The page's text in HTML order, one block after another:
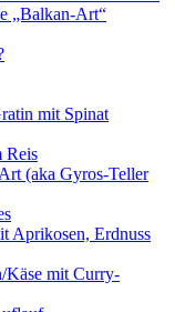
„Balkan-Art“
mit Spinat
Reis
(aka Gyros-Teller
Aprikosen, Erdnuss
Käse mit Curry-